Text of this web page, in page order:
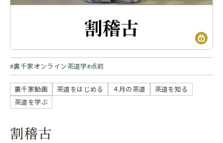
裏千家オンライン茶道学 点前
裏千家動画 茶道をはじめる ４月の茶道
茶道を知る
茶道を学ぶ
割稽古